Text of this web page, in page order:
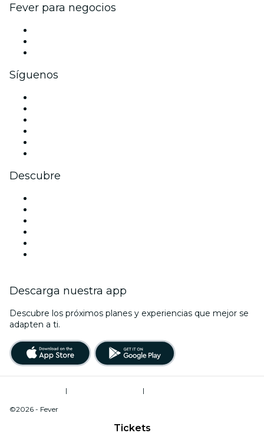
Tickets
Fever para negocios
Síguenos
Descubre
Descarga nuestra app
Descubre los próximos planes y experiencias que mejor se
adapten a ti.
|
|
©2026 - Fever